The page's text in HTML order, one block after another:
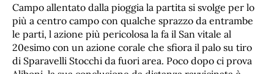
Campo allentato dalla pioggia la partita si svolge per lo
più a centro campo con qualche sprazzo da entrambe
le parti, l azione più pericolosa la fa il San vitale al
20esimo con un azione corale che sfiora il palo su tiro
di Sparavelli Stocchi da fuori area. Poco dopo ci prova